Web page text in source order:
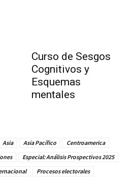
Curso de Sesgos
Cognitivos y
Esquemas
mentales
Asia Asia Pacífico
Centroamerica
Especial: Análisis Prospectivos 2025
Procesos electorales